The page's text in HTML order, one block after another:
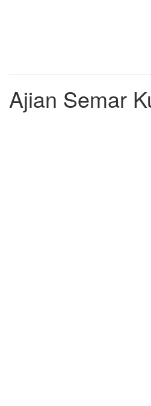
Ajian Semar